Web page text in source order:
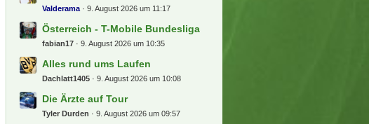
Valderama 9. August 2026 um 11:17
Österreich - T-Mobile Bundesliga
fabian17 9. August 2026 um 10:35
Alles rund ums Laufen
Dachlatt1405 9. August 2026 um 10:08
Die Ärzte auf Tour
Tyler Durden 9. August 2026 um 09:57